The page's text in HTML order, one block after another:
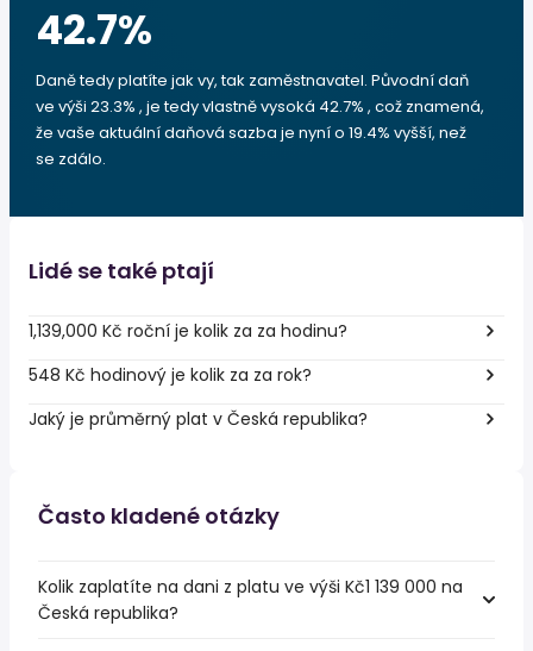
42.7%
Daně tedy platíte jak vy, tak zaměstnavatel. Původní daň
ve výši 23.3% , je tedy vlastně vysoká 42.7% , což znamená,
že vaše aktuální daňová sazba je nyní o 19.4% vyšší, než
se zdálo.
Lidé se také ptají
1,139,000 Kč roční je kolik za za hodinu?
548 Kč hodinový je kolik za za rok?
Jaký je průměrný plat v Česká republika?
Často kladené otázky
Kolik zaplatíte na dani z platu ve výši Kč1 139 000 na
Česká republika?